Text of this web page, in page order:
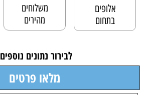
אלופים
בתחום
משלוחים
מהירים
לבירור נתונים נוספים
מלאו פרטים